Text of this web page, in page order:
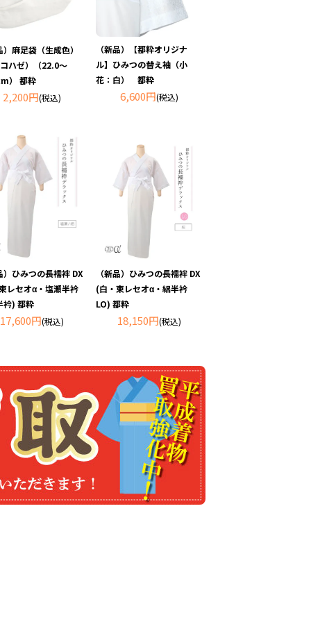
麻足袋（生成色）
ハゼ）（22.0～
） 都粋
2,200円(税込)
（新品）【都粋オリジナ
ル】ひみつの替え袖（小
花：白） 都粋
6,600円(税込)
）ひみつの長襦袢 DX
レセオα・塩瀬半衿
衿) 都粋
17,600円(税込)
（新品）ひみつの長襦袢 DX
(白・東レセオα・絽半衿
LO) 都粋
18,150円(税込)